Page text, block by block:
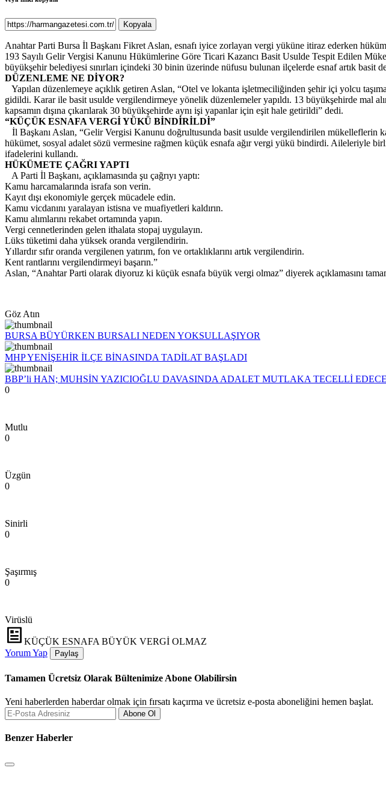
Kopyala
Anahtar Parti Bursa İl Başkanı Fikret Aslan, esnafı iyice zorlayan vergi yüküne itiraz ederken
193 Sayılı Gelir Vergisi Kanunu Hükümlerine Göre Ticari Kazancı Basit Usulde Tespit Edilen
büyükşehir belediyesi sınırları içindeki 30 binin üzerinde nüfusu bulunan ilçelerde esnaf artık
DÜZENLEME NE DİYOR?
Yapılan düzenlemeye açıklık getiren Aslan, “Otel ve lokanta işletmeciliğinden şehir içi yolcu
gidildi. Karar ile basit usulde vergilendirmeye yönelik düzenlemeler yapıldı. 13 büyükşehirde mal
kapsamın dışına çıkarılarak 30 büyükşehirde aynı işi yapanlar için eşit hale getirildi” dedi.
“KÜÇÜK ESNAFA VERGİ YÜKÜ BİNDİRİLDİ”
İl Başkanı Aslan, “Gelir Vergisi Kanunu doğrultusunda basit usulde vergilendirilen mükelleflerin
hükümet, sosyal adalet sözü vermesine rağmen küçük esnafa ağır vergi yükü bindirdi. Aileleriyle
ifadelerini kullandı.
HÜKÜMETE ÇAĞRI YAPTI
A Parti İl Başkanı, açıklamasında şu çağrıyı yaptı:
Kamu harcamalarında israfa son verin.
Kayıt dışı ekonomiyle gerçek mücadele edin.
Kamu vicdanını yaralayan istisna ve muafiyetleri kaldırın.
Kamu alımlarını rekabet ortamında yapın.
Vergi cennetlerinden gelen ithalata stopaj uygulayın.
Lüks tüketimi daha yüksek oranda vergilendirin.
Yıllardır sıfır oranda vergilenen yatırım, fon ve ortaklıklarını artık vergilendirin.
Kent rantlarını vergilendirmeyi başarın.”
Aslan, “Anahtar Parti olarak diyoruz ki küçük esnafa büyük vergi olmaz” diyerek açıklamasını
Göz Atın
BURSA BÜYÜRKEN BURSALI NEDEN YOKSULLAŞIYOR
MHP YENİŞEHİR İLÇE BİNASINDA TADİLAT BAŞLADI
BBP’li HAN; MUHSİN YAZICIOĞLU DAVASINDA ADALET MUTLAKA TECELLİ
0
Mutlu
0
Üzgün
0
Sinirli
0
Şaşırmış
0
Virüslü
KÜÇÜK ESNAFA BÜYÜK VERGİ OLMAZ
Yorum Yap
Paylaş
Tamamen Ücretsiz Olarak Bültenimize Abone Olabilirsin
Yeni haberlerden haberdar olmak için fırsatı kaçırma ve ücretsiz e-posta aboneliğini hemen başlat.
Abone Ol
Benzer Haberler